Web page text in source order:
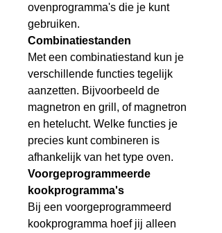
ovenprogramma's die je kunt
gebruiken.
Combinatiestanden
Met een combinatiestand kun je
verschillende functies tegelijk
aanzetten. Bijvoorbeeld de
magnetron en grill, of magnetron
en hetelucht. Welke functies je
precies kunt combineren is
afhankelijk van het type oven.
Voorgeprogrammeerde
kookprogramma's
Bij een voorgeprogrammeerd
kookprogramma hoef jij alleen